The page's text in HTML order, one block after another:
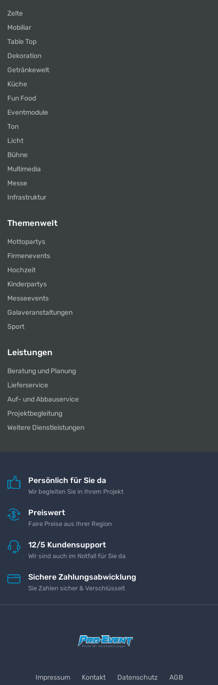
Zelte
Mobiliar
Table Top
Dekoration
Getränkewelt
Küche
Fun Food
Eventmodule
Ton
Licht
Bühne
Multimedia
Messe
Infrastruktur
Themenwelt
Mottopartys
Firmenevents
Hochzeit
Kinderpartys
Messeevents
Galaveranstaltungen
Sport
Leistungen
Beratung und Planung
Lieferservice
Auf- und Abbauservice
Projektbegleitung
Weitere Dienstleistungen
Persönlich für Sie da
Wir begleiten Sie in Ihrem Projekt
Preiswert
Faire Preise aus Ihrer Region
12/5 Kundensupport
Wir sind auch im Notfall für Sie da
Sichere Zahlungsabwicklung
Sie Zahlen sicher & Verschlüsselt
Impressum Kontakt Datenschutz AGB